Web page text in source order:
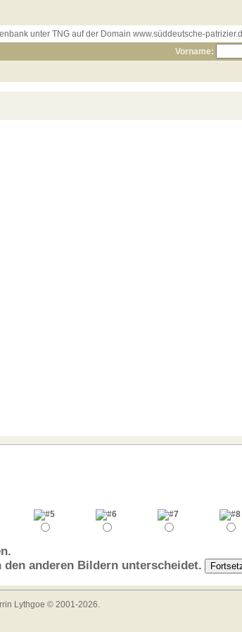
unter TNG auf der Domain www.süddeutsche-
Vorname:
anderen Bildern unterscheidet.
Lythgoe © 2001-2026.